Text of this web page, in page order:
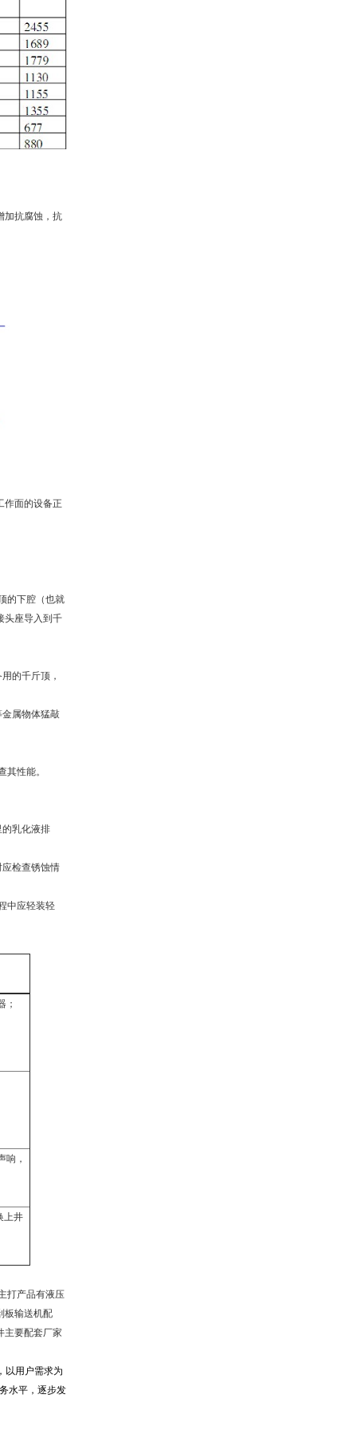
加抗腐蚀，抗
作面的设备正
的下腔（也就
头座导入到千
的千斤顶，
属物体猛敲
其性能。
乳化液排
检查锈蚀情
中应轻装轻
；
响，
上井
打产品有液压
板输送机配
主要配套厂家
以用户需求为
水平，逐步发